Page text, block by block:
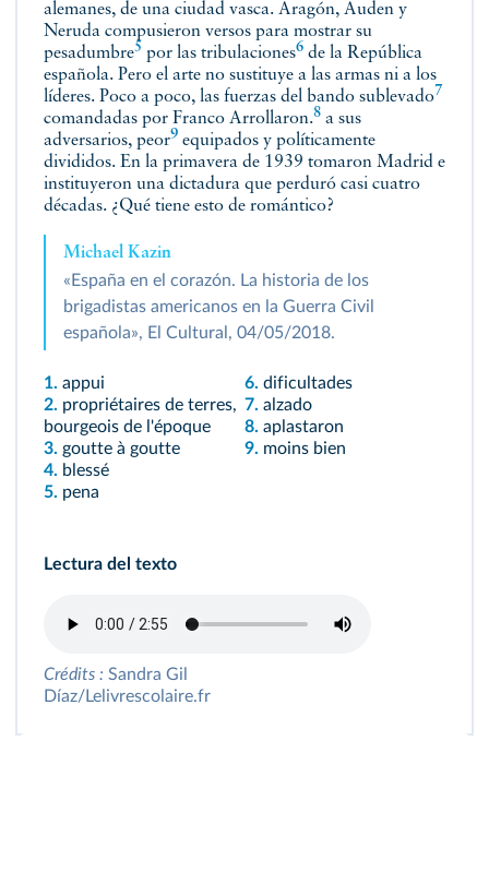
alemanes, de una ciudad vasca. Aragón, Auden y
Neruda compusieron versos para mostrar su
pesadumbre5 por las tribulaciones6 de la República
española. Pero el arte no sustituye a las armas ni a los
líderes. Poco a poco, las fuerzas del bando sublevado7
comandadas por Franco Arrollaron.8 a sus
adversarios, peor9 equipados y políticamente
divididos. En la primavera de 1939 tomaron Madrid e
instituyeron una dictadura que perduró casi cuatro
décadas. ¿Qué tiene esto de romántico?
Michael Kazin
«España en el corazón. La historia de los
brigadistas americanos en la Guerra Civil
española», El Cultural, 04/05/2018.
1. appui
2. propriétaires de terres,
bourgeois de l'époque
3. goutte à goutte
4. blessé
5. pena
6. dificultades
7. alzado
8. aplastaron
9. moins bien
Lectura del texto
Crédits : Sandra Gil
Díaz/Lelivrescolaire.fr